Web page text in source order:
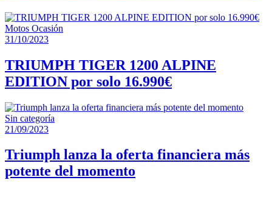
Motos Ocasión
31/10/2023
TRIUMPH TIGER 1200 ALPINE
EDITION por solo 16.990€
Sin categoría
21/09/2023
Triumph lanza la oferta financiera más
potente del momento